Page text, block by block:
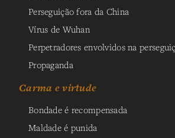
Perseguição fora da China
Vírus de Wuhan
Perpetradores envolvidos na
Propaganda
Carma e virtude
Bondade é recompensada
Maldade é punida